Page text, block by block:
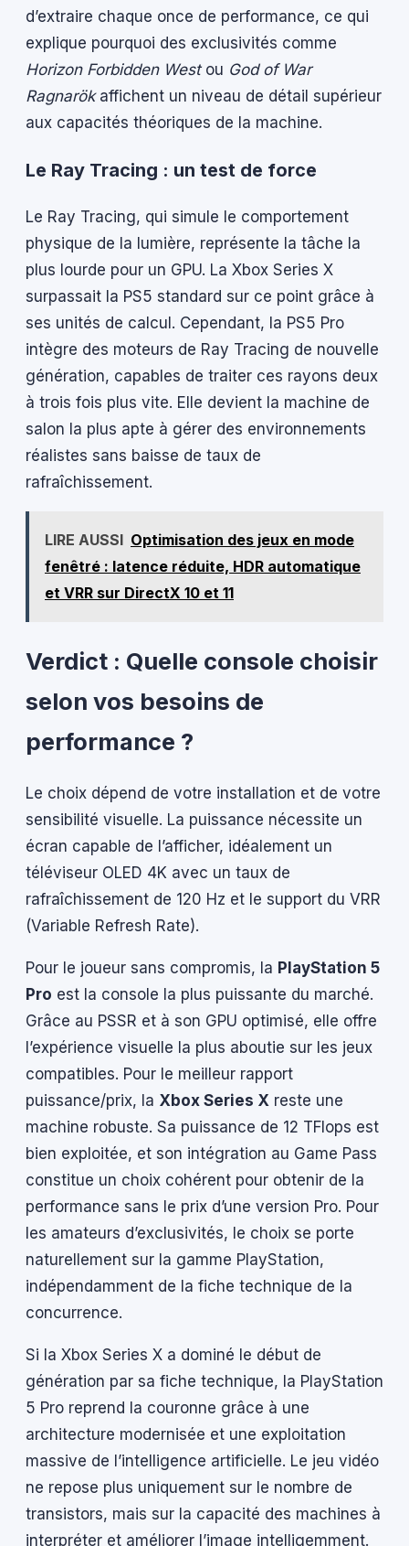
d’extraire chaque once de performance, ce qui
explique pourquoi des exclusivités comme
Horizon Forbidden Westou God of War
Ragnarökaffichent un niveau de détail supérieur
aux capacités théoriques de la machine.
Le Ray Tracing : un test de force
Le Ray Tracing, qui simule le comportement
physique de la lumière, représente la tâche la
plus lourde pour un GPU. La Xbox Series X
surpassait la PS5 standard sur ce point grâce à
ses unités de calcul. Cependant, la PS5 Pro
intègre des moteurs de Ray Tracing de nouvelle
génération, capables de traiter ces rayons deux
à trois fois plus vite. Elle devient la machine de
salon la plus apte à gérer des environnements
réalistes sans baisse de taux de
rafraîchissement.
LIRE AUSSI Optimisation des jeux en mode
fenêtré : latence réduite, HDR automatique
et VRR sur DirectX 10 et 11
Verdict : Quelle console choisir
selon vos besoins de
performance ?
Le choix dépend de votre installation et de votre
sensibilité visuelle. La puissance nécessite un
écran capable de l’afficher, idéalement un
téléviseur OLED 4K avec un taux de
rafraîchissement de 120 Hz et le support du VRR
(Variable Refresh Rate).
Pour le joueur sans compromis, la PlayStation 5
Pro est la console la plus puissante du marché.
Grâce au PSSR et à son GPU optimisé, elle offre
l’expérience visuelle la plus aboutie sur les jeux
compatibles. Pour le meilleur rapport
puissance/prix, la Xbox Series X reste une
machine robuste. Sa puissance de 12 TFlops est
bien exploitée, et son intégration au Game Pass
constitue un choix cohérent pour obtenir de la
performance sans le prix d’une version Pro. Pour
les amateurs d’exclusivités, le choix se porte
naturellement sur la gamme PlayStation,
indépendamment de la fiche technique de la
concurrence.
Si la Xbox Series X a dominé le début de
génération par sa fiche technique, la PlayStation
5 Pro reprend la couronne grâce à une
architecture modernisée et une exploitation
massive de l’intelligence artificielle. Le jeu vidéo
ne repose plus uniquement sur le nombre de
transistors, mais sur la capacité des machines à
interpréter et améliorer l’image intelligemment.